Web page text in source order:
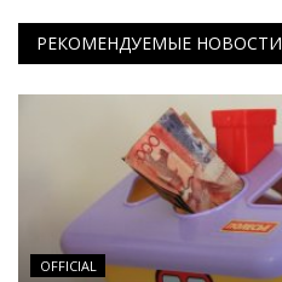
РЕКОМЕНДУЕМЫЕ НОВОСТИ
OFFICIAL